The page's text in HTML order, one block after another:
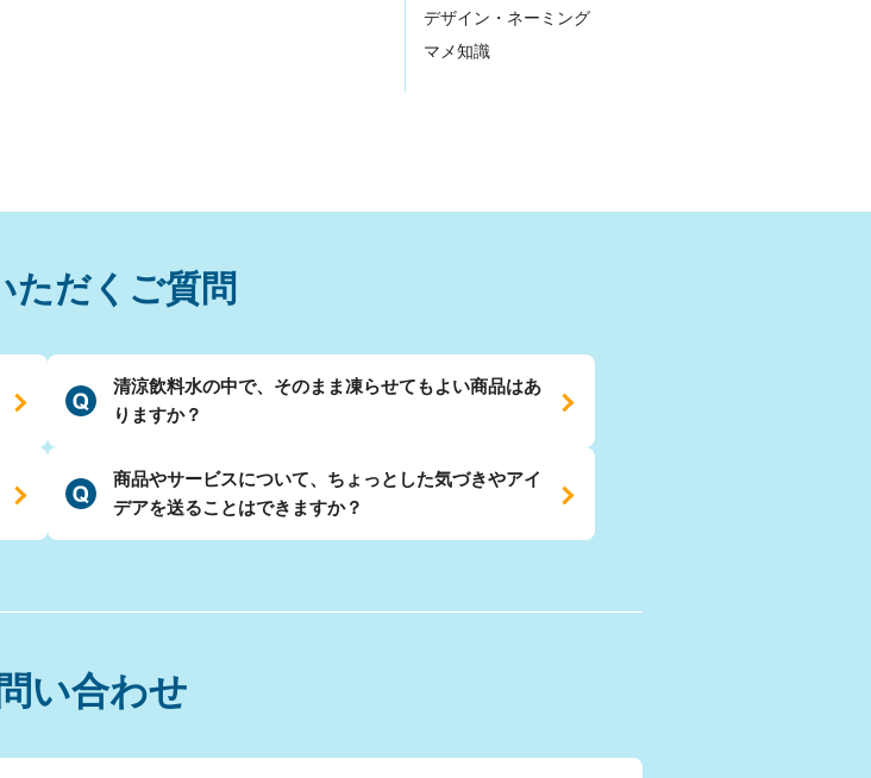
デザイン・ネーミング
マメ知識
ただくご質問
清涼飲料水の中で、そのまま凍らせてもよい商品はあ
りますか？
商品やサービスについて、ちょっとした気づきやアイ
デアを送ることはできますか？
い合わせ